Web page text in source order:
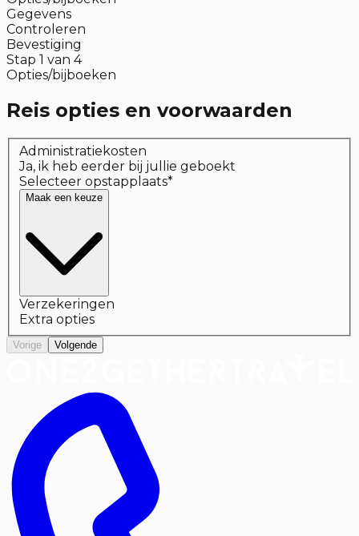
Gegevens
Controleren
Bevestiging
Stap 1 van 4
Opties/bijboeken
Reis opties en voorwaarden
Administratiekosten
Ja, ik heb eerder bij jullie geboekt
Selecteer opstapplaats*
Maak een keuze
Verzekeringen
Extra opties
Vorige Volgende